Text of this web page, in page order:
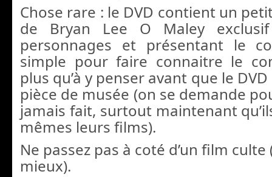
Chose rare : le DVD contient un
de Bryan Lee O Maley
personnages et présentant le
simple pour faire connaitre le
plus qu’à y penser avant que le
pièce de musée (on se demande
jamais fait, surtout maintenant
mêmes leurs films).
Ne passez pas à coté d’un film culte
mieux).